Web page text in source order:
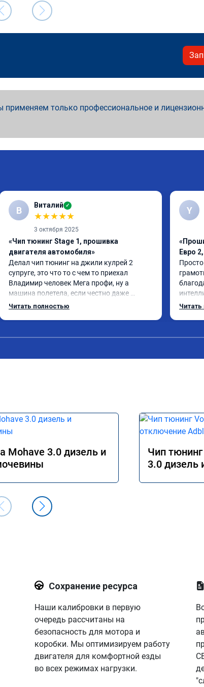
только профессиональное и
В Виталий ✓
★★★★★
3 октября 2025
«Чип тюнинг Stage 1, прошивка
двигателя автомобиля»
Делал чип тюнинг на джили кулрей 2
супруге, это что то с чем то приехал
Владимир человек Мега профи, ну а
машина полетела, если честно даже
страшно было, спасибо огромное. Ну и за
Читать полностью
Y
Евро
Mohave 3.0 дизель и
Чип тюнинг
3.0 дизель
Сохранение ресурса
Наши калибровки в первую
очередь рассчитаны на
безопасность для мотора и
коробки. Мы оптимизируем работу
двигателя для комфортной езды
во всех режимах нагрузки.